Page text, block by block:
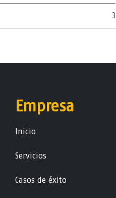
3
Empresa
Ini​ci​o
Servicios
Casos de éxito